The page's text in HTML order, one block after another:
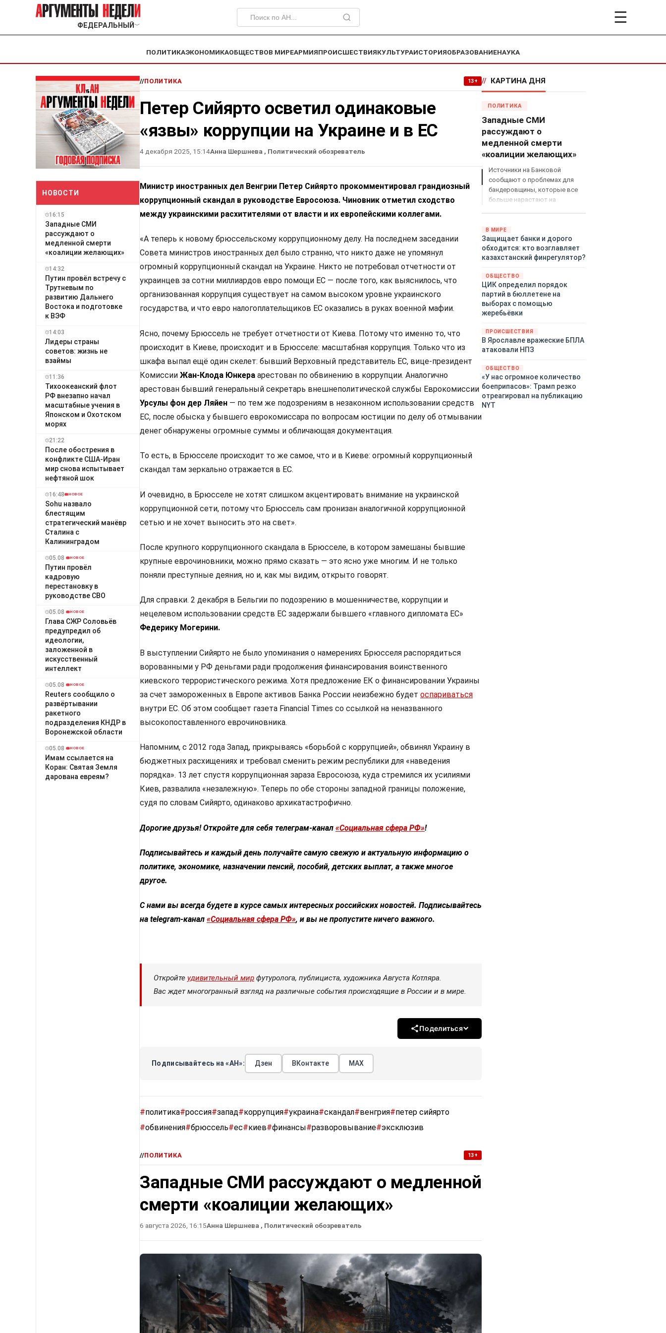
ФЕДЕРАЛЬНЫЙ ﹀ ☰
ПОЛИТИКАЭКОНОМИКАОБЩЕСТВОВ МИРЕАРМИЯПРОИСШЕСТВИЯКУЛЬТУРАИСТОРИЯОБРАЗОВАНИЕНАУКА
НОВОСТИ
16:15
Западные СМИ
рассуждают о
медленной смерти
«коалиции желающих»
14:32
Путин провёл встречу с
Трутневым по
развитию Дальнего
Востока и подготовке
к ВЭФ
14:03
Лидеры страны
советов: жизнь не
взаймы
11:36
Тихоокеанский флот
РФ внезапно начал
масштабные учения в
Японском и Охотском
морях
21:22
После обострения в
конфликте США-Иран
мир снова испытывает
нефтяной шок
16:48 НОВОЕ
Sohu назвало
блестящим
стратегический манёвр
Сталина с
Калининградом
05.08 НОВОЕ
Путин провёл
кадровую
перестановку в
руководстве СВО
05.08 НОВОЕ
Глава СЖР Соловьёв
предупредил об
идеологии,
заложенной в
искусственный
интеллект
05.08 НОВОЕ
Reuters сообщило о
развёртывании
ракетного
подразделения КНДР в
Воронежской области
05.08 НОВОЕ
Имам ссылается на
Коран: Святая Земля
дарована евреям?
//ПОЛИТИКА 13+
Петер Сийярто осветил одинаковые
«язвы» коррупции на Украине и в ЕС
4 декабря 2025, 15:14Анна Шершнева , Политический обозреватель
Министр иностранных дел Венгрии Петер Сийярто прокомментировал грандиозный
коррупционный скандал в руководстве Евросоюза. Чиновник отметил сходство
между украинскими расхитителями от власти и их европейскими коллегами.
«А теперь к новому брюссельскому коррупционному делу. На последнем заседании
Совета министров иностранных дел было странно, что никто даже не упомянул
огромный коррупционный скандал на Украине. Никто не потребовал отчетности от
украинцев за сотни миллиардов евро помощи ЕС — после того, как выяснилось, что
организованная коррупция существует на самом высоком уровне украинского
государства, и что евро налогоплательщиков ЕС оказались в руках военной мафии.
Ясно, почему Брюссель не требует отчетности от Киева. Потому что именно то, что
происходит в Киеве, происходит и в Брюсселе: масштабная коррупция. Только что из
шкафа выпал ещё один скелет: бывший Верховный представитель ЕС, вице-президент
Комиссии Жан-Клода Юнкера арестован по обвинению в коррупции. Аналогично
арестован бывший генеральный секретарь внешнеполитической службы Еврокомиссии
Урсулы фон дер Ляйен — по тем же подозрениям в незаконном использовании средств
ЕС, после обыска у бывшего еврокомиссара по вопросам юстиции по делу об отмывании
денег обнаружены огромные суммы и обличающая документация.
То есть, в Брюсселе происходит то же самое, что и в Киеве: огромный коррупционный
скандал там зеркально отражается в ЕС.
И очевидно, в Брюсселе не хотят слишком акцентировать внимание на украинской
коррупционной сети, потому что Брюссель сам пронизан аналогичной коррупционной
сетью и не хочет выносить это на свет».
После крупного коррупционного скандала в Брюсселе, в котором замешаны бывшие
крупные еврочиновники, можно прямо сказать — это ясно уже многим. И не только
поняли преступные деяния, но и, как мы видим, открыто говорят.
Для справки. 2 декабря в Бельгии по подозрению в мошенничестве, коррупции и
нецелевом использовании средств ЕС задержали бывшего «главного дипломата ЕС»
Федерику Могерини.
В выступлении Сийярто не было упоминания о намерениях Брюсселя распорядиться
ворованными у РФ деньгами ради продолжения финансирования воинственного
киевского террористического режима. Хотя предложение ЕК о финансировании Украины
за счет замороженных в Европе активов Банка России неизбежно будет оспариваться
внутри ЕС. Об этом сообщает газета Financial Times со ссылкой на неназванного
высокопоставленного еврочиновника.
Напомним, с 2012 года Запад, прикрываясь «борьбой с коррупцией», обвинял Украину в
бюджетных расхищениях и требовал сменить режим республики для «наведения
порядка». 13 лет спустя коррупционная зараза Евросоюза, куда стремился их усилиями
Киев, развалила «незалежную». Теперь по обе стороны западной границы положение,
судя по словам Сийярто, одинаково архикатастрофично.
Дорогие друзья! Откройте для себя телеграм-канал «Социальная сфера РФ»!
Подписывайтесь и каждый день получайте самую свежую и актуальную информацию о
политике, экономике, назначении пенсий, пособий, детских выплат, а также многое
другое.
С нами вы всегда будете в курсе самых интересных российских новостей. Подписывайтесь
на telegram-канал «Социальная сфера РФ», и вы не пропустите ничего важного.
Откройте удивительный мир футуролога, публициста, художника Августа Котляра.
Вас ждет многогранный взгляд на различные события происходящие в России и в мире.
Поделиться
Подписывайтесь на «АН»: Дзен ВКонтакте МАХ
#политика#россия#запад#коррупция#украина#скандал#венгрия#петер сийярто
#обвинения#брюссель#ес#киев#финансы#разворовывание#эксклюзив
//ПОЛИТИКА 13+
Западные СМИ рассуждают о медленной
смерти «коалиции желающих»
6 августа 2026, 16:15Анна Шершнева , Политический обозреватель
// КАРТИНА ДНЯ
ПОЛИТИКА
Западные СМИ
рассуждают о
медленной смерти
«коалиции желающих»
Источники на Банковой
сообщают о проблемах для
бандеровщины, которые все
больше нарастают на
«страны 404» в следующем
году. Однако киевские
временщики не торопятся
заключать мир - ведь есть
Политический кризис в
Британии и Германии, выборы
во Франции могут полностью
изменить геополитический
ландшафт в мире, пока
Зеленский ожидает выборов
в США.
В МИРЕ
Защищает банки и дорого
обходится: кто возглавляет
казахстанский финрегулятор?
ОБЩЕСТВО
ЦИК определил порядок
партий в бюллетене на
выборах с помощью
жеребьёвки
ПРОИСШЕСТВИЯ
В Ярославле вражеские БПЛА
атаковали НПЗ
ОБЩЕСТВО
«У нас огромное количество
боеприпасов»: Трамп резко
отреагировал на публикацию
NYT